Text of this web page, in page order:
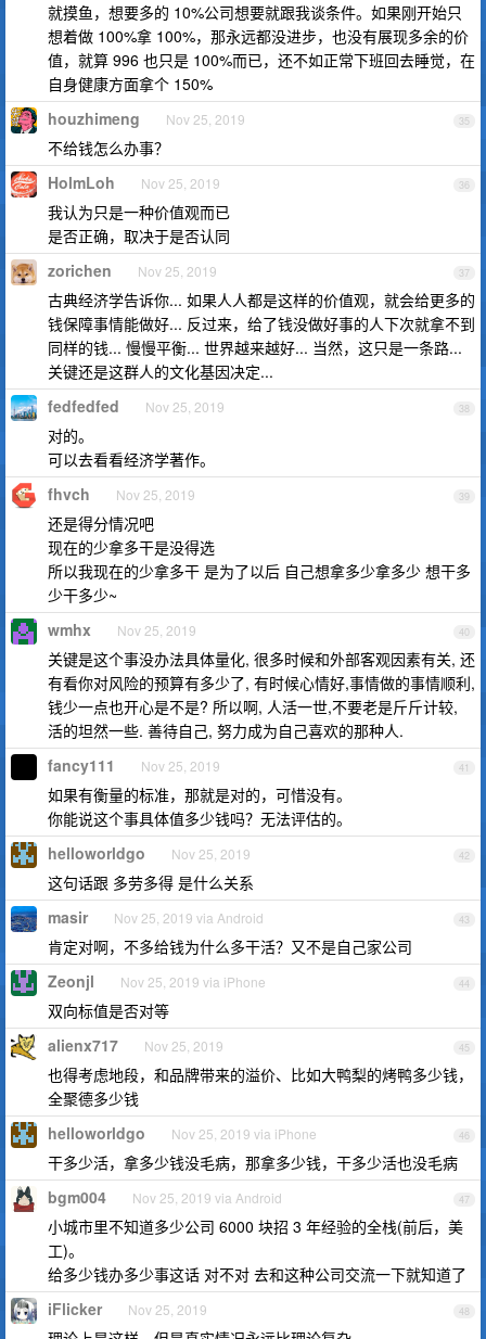
就摸鱼，想要多的 10%公司想要就跟我谈条件。如果刚开始只
想着做 100%拿 100%，那永远都没进步，也没有展现多余的价
值，就算 996 也只是 100%而已，还不如正常下班回去睡觉，在
自身健康方面拿个 150%
35
houzhimeng Nov 25, 2019
不给钱怎么办事？
36
HolmLoh Nov 25, 2019
我认为只是一种价值观而已
是否正确，取决于是否认同
37
zorichen Nov 25, 2019
古典经济学告诉你... 如果人人都是这样的价值观，就会给更多的
钱保障事情能做好... 反过来，给了钱没做好事的人下次就拿不到
同样的钱... 慢慢平衡... 世界越来越好... 当然，这只是一条路...
关键还是这群人的文化基因决定...
38
fedfedfed Nov 25, 2019
对的。
可以去看看经济学著作。
39
fhvch Nov 25, 2019
还是得分情况吧
现在的少拿多干是没得选
所以我现在的少拿多干 是为了以后 自己想拿多少拿多少 想干多
少干多少~
40
wmhx Nov 25, 2019
关键是这个事没办法具体量化, 很多时候和外部客观因素有关, 还
有看你对风险的预算有多少了, 有时候心情好,事情做的事情顺利,
钱少一点也开心是不是? 所以啊, 人活一世,不要老是斤斤计较,
活的坦然一些. 善待自己, 努力成为自己喜欢的那种人.
41
fancy111 Nov 25, 2019
如果有衡量的标准，那就是对的，可惜没有。
你能说这个事具体值多少钱吗？无法评估的。
42
helloworldgo Nov 25, 2019
这句话跟 多劳多得 是什么关系
43
masir Nov 25, 2019 via Android
肯定对啊，不多给钱为什么多干活？又不是自己家公司
44
Zeonjl Nov 25, 2019 via iPhone
双向标值是否对等
45
alienx717 Nov 25, 2019
也得考虑地段，和品牌带来的溢价、比如大鸭梨的烤鸭多少钱，
全聚德多少钱
46
helloworldgo Nov 25, 2019 via iPhone
干多少活，拿多少钱没毛病，那拿多少钱，干多少活也没毛病
47
bgm004 Nov 25, 2019 via Android
小城市里不知道多少公司 6000 块招 3 年经验的全栈(前后，美
工)。
给多少钱办多少事这话 对不对 去和这种公司交流一下就知道了
48
iFlicker Nov 25, 2019